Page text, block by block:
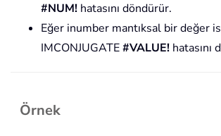
#NUM! hatasını döndürür.
Eğer inumber mantıksal bir değer
IMCONJUGATE#VALUE! hatasını
Örnek